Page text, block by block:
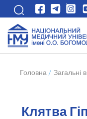
Головна / Загальні
Клятва